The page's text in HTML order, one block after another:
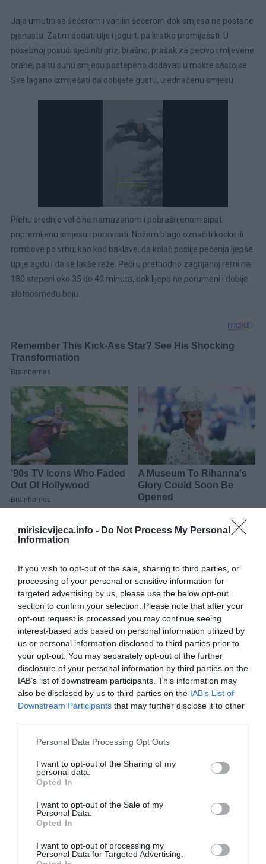
mirisicvijeca.info - Do Not Process My Personal
Information
If you wish to opt-out of the sale, sharing to third parties, or
processing of your personal or sensitive information for
targeted advertising by us, please use the below opt-out
section to confirm your selection. Please note that after your
opt-out request is processed you may continue seeing
interest-based ads based on personal information utilized by
us or personal information disclosed to third parties prior to
your opt-out. You may separately opt-out of the further
disclosure of your personal information by third parties on the
IAB’s list of downstream participants. This information may
also be disclosed by us to third parties on the IAB’s List of
Downstream Participants that may further disclose it to other
Please note that this website/app uses one or more Google
not limited to your visit or usage behaviour. You may click to
grant or deny consent to Google and its third-party tags to
use your data for below specified purposes in below Google
consent section.
Personal Data Processing Opt Outs
I want to opt-out of the Sharing of my
personal data.
Opted In
I want to opt-out of the Sale of my
Personal Data.
Opted In
I want to opt-out of processing my
Personal Data for Targeted Advertising.
Jaja umutiti sa šećerom i vanilin šećerom dok smjesa ne postane
pjenasta. Zatim dodati ulje i jogurt, pa kratko promiješati. U
posebnoj posudi sjediniti griz, brašno, prašak za pecivo i mljevene
orahe, pa tu suhu smjesu postepeno dodavati u mokre sastojke.
Sve lagano izmiješati da dobijete gustu, ujednačenu smjesu.
Plehu srednje veličine namazanom i pobrašnjenom sipati
pripremljenu smjesu i poravnati. Nožem blago označiti kocke ili
rombove po vrhu, kao kod baklave, da kolač poslije pečenja ljepše
upije agdu i da se lakše reže. Peći u prethodno zagrijanoj rerni na
180 stepeni oko 35 do 40 minuta, dok lijepo ne porumeni i dobije
zlatnosmeđu boju.
Dok se kolač peče, skuhati agdu. U šerpu staviti vodu, šećer i
provri. Sirup treba da bude gust, ali ne previše težak. Ako
dodajete med, ubacite ga pred kraj kuhanja i promiješajte. Vruć
kolač izbosti čačkalicom ili nožem na nekoliko mjesta, pa ga preliti
toplim sirupom postepeno, da sve lijepo upije.
Kolač ostaviti da se potpuno ohladi i upije sav preljev. Najljepši je
kada odstoji nekoliko sati, a još bolji sutradan, jer tada postane
baš sočan, mekan i punog ukusa. Siječe se na kocke ili rombove i
služi uz kafu. Spolja podsjeća na baklavu, ali se pravi mnogo
jednostavnije jer nema razvlačenja ni slaganja kora, a ukus je
bogat, orašast i predivno sirupast.